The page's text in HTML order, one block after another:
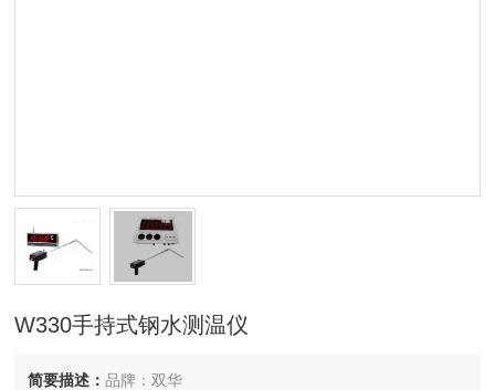
W330手持式钢水测温仪
简要描述：品牌：双华